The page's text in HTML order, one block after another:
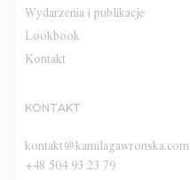
Wydarzenia i publikacje
Lookbook
Kontakt
KONTAKT
kontakt@kamilagawronska.com
+48 504 93 23 79